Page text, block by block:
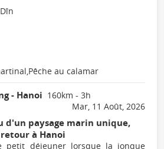
au calamar
- Hanoi 160km - 3h
Mar, 11 Août, 2026
d'un paysage marin unique,
à Hanoi
petit déjeuner lorsque la jonque